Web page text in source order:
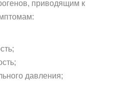
приводящим к
давления;